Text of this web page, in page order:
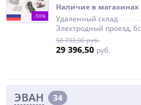
-50%
Наличие в магазинах
Удаленный склад
Электродный проезд,
58 793,00 руб.
29 396,50 руб.
ЭВАН 34